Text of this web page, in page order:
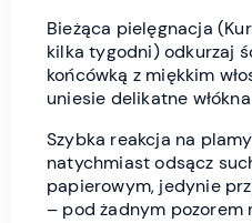
Bieżąca pielęgnacja
kilka tygodni) odkurzaj
końcówką z miękkim
uniesie delikatne
Szybka reakcja na
natychmiast odsącz
papierowym, jedynie
– pod żadnym pozorem